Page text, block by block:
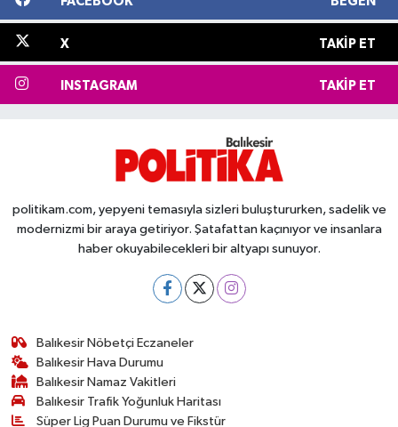
X TAKIP ET
INSTAGRAM TAKIP ET
politikam.com, yepyeni temasıyla sizleri buluştururken, sadelik ve
modernizmi bir araya getiriyor. Şatafattan kaçınıyor ve insanlara
haber okuyabilecekleri bir altyapı sunuyor.
Balıkesir Nöbetçi Eczaneler
Balıkesir Hava Durumu
Balıkesir Namaz Vakitleri
Balıkesir Trafik Yoğunluk Haritası
Süper Lig Puan Durumu ve Fikstür